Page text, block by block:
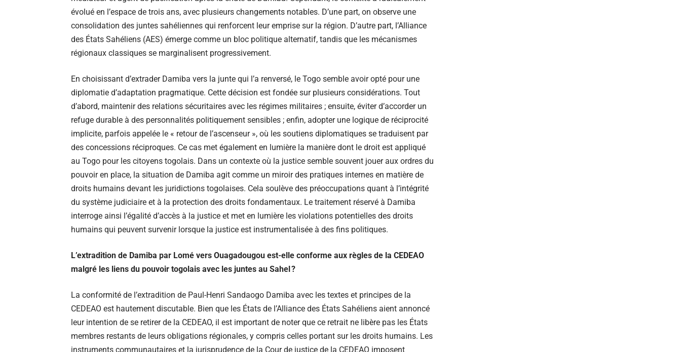
évolué en l’espace de trois ans, avec plusieurs changements notables. D’une part, on observe une
consolidation des juntes sahéliennes qui renforcent leur emprise sur la région. D’autre part, l’Alliance
des États Sahéliens (AES) émerge comme un bloc politique alternatif, tandis que les mécanismes
régionaux classiques se marginalisent progressivement.
En choisissant d’extrader Damiba vers la junte qui l’a renversé, le Togo semble avoir opté pour une
diplomatie d’adaptation pragmatique. Cette décision est fondée sur plusieurs considérations. Tout
d’abord, maintenir des relations sécuritaires avec les régimes militaires ; ensuite, éviter d’accorder un
refuge durable à des personnalités politiquement sensibles ; enfin, adopter une logique de réciprocité
implicite, parfois appelée le « retour de l’ascenseur », où les soutiens diplomatiques se traduisent par
des concessions réciproques. Ce cas met également en lumière la manière dont le droit est appliqué
au Togo pour les citoyens togolais. Dans un contexte où la justice semble souvent jouer aux ordres du
pouvoir en place, la situation de Damiba agit comme un miroir des pratiques internes en matière de
droits humains devant les juridictions togolaises. Cela soulève des préoccupations quant à l’intégrité
du système judiciaire et à la protection des droits fondamentaux. Le traitement réservé à Damiba
interroge ainsi l’égalité d’accès à la justice et met en lumière les violations potentielles des droits
humains qui peuvent survenir lorsque la justice est instrumentalisée à des fins politiques.
L’extradition de Damiba par Lomé vers Ouagadougou est-elle conforme aux règles de la CEDEAO
malgré les liens du pouvoir togolais avec les juntes au Sahel ?
La conformité de l’extradition de Paul-Henri Sandaogo Damiba avec les textes et principes de la
CEDEAO est hautement discutable. Bien que les États de l’Alliance des États Sahéliens aient annoncé
leur intention de se retirer de la CEDEAO, il est important de noter que ce retrait ne libère pas les États
membres restants de leurs obligations régionales, y compris celles portant sur les droits humains. Les
instruments communautaires et la jurisprudence de la Cour de justice de la CEDEAO imposent